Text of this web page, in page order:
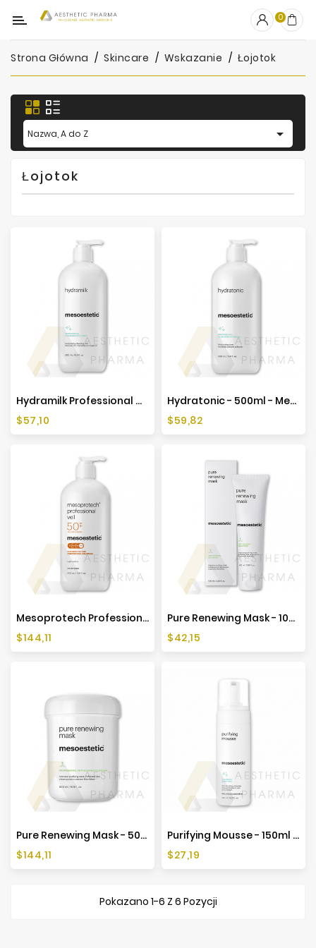
Kategoria
OUTLET
Wypełniacze
Stymulatory
Mezoterapia
Peelingi
Jednorazowe
Producenci
0
Strona Główna Skincare Wskazanie Łojotok
Nazwa, A do Z 
Łojotok
Hydramilk Professional Cleansing Solutions - 500ml - Mesoestetic
Cena
$57,10
Hydratonic - 500ml - Mesoestetic
Cena
$59,82
Mesoprotech Professional Veil SPF50+ - 500ml - Mesoestetic
Cena
$144,11
Pure Renewing Mask - 100ml - Mesoestetic
Cena
$42,15
Pure Renewing Mask - 500ml - Mesoestetic
Cena
$144,11
Purifying Mousse - 150ml - Mesoestetic
Cena
$27,19
Pokazano 1-6 Z 6 Pozycji